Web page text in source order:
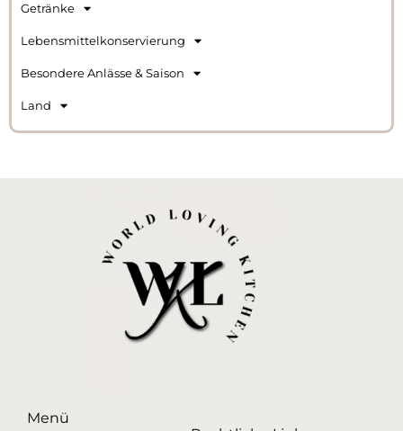
Getränke
Lebensmittelkonservierung
Besondere Anlässe & Saison
Land
Menü